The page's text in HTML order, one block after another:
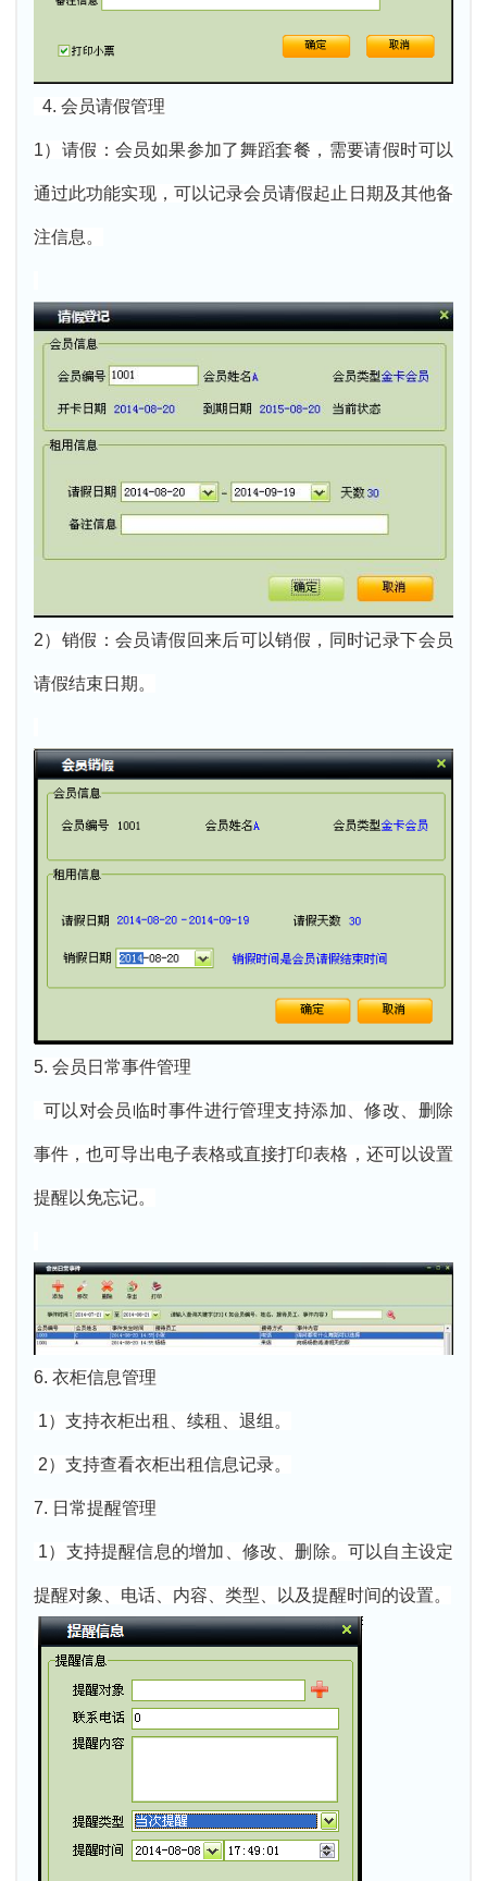
4. 会员请假管理
1）请假：会员如果参加了舞蹈套餐，需要请假时可以
通过此功能实现，可以记录会员请假起止日期及其他备
注信息。
2）销假：会员请假回来后可以销假，同时记录下会员
请假结束日期。
5. 会员日常事件管理
可以对会员临时事件进行管理支持添加、修改、删除
事件，也可导出电子表格或直接打印表格，还可以设置
提醒以免忘记。
6. 衣柜信息管理
1）支持衣柜出租、续租、退组。
2）支持查看衣柜出租信息记录。
7. 日常提醒管理
1）支持提醒信息的增加、修改、删除。可以自主设定
提醒对象、电话、内容、类型、以及提醒时间的设置。